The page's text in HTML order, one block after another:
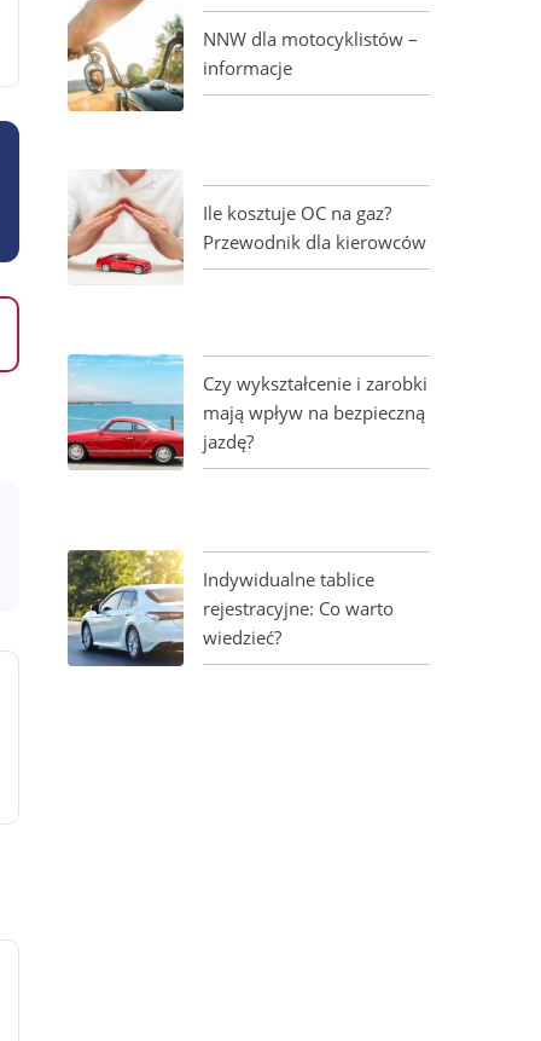
NNW dla motocyklistów –
informacje
Ile kosztuje OC na gaz?
Przewodnik dla kierowców
Czy wykształcenie i zarobki
mają wpływ na bezpieczną
jazdę?
Indywidualne tablice
rejestracyjne: Co warto
wiedzieć?